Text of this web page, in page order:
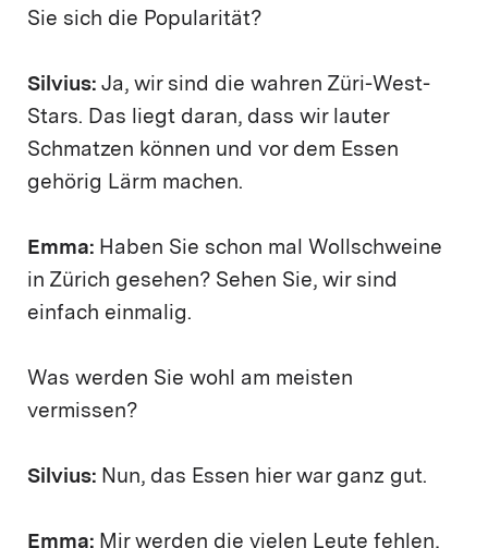
Sie sich die Popularität?
Silvius: Ja, wir sind die wahren Züri-West-
Stars. Das liegt daran, dass wir lauter
Schmatzen können und vor dem Essen
gehörig Lärm machen.
Emma: Haben Sie schon mal Wollschweine
in Zürich gesehen? Sehen Sie, wir sind
einfach einmalig.
Was werden Sie wohl am meisten
vermissen?
Silvius: Nun, das Essen hier war ganz gut.
Emma: Mir werden die vielen Leute fehlen,